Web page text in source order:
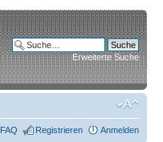
Erweiterte Suche
FAQ Registrieren Anmelden